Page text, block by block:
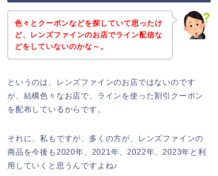
色々とクーポンなどを探していて思ったけ
ど、レンズファインのお店でライン配信な
どをしていないのかな～。
というのは、レンズファインのお店ではないのです
が、結構色々なお店で、ラインを使った割引クーポン
を配布しているからです。
それに、私もですが、多くの方が、レンズファインの
商品を今後も2020年、2021年、2022年、2023年と利
用していくと思うんですよね♪